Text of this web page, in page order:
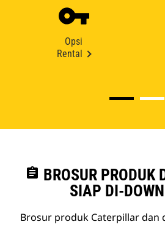
Opsi
Rental
assignment BROSUR PRODUK
SIAP DI-
Brosur produk Caterpillar dan